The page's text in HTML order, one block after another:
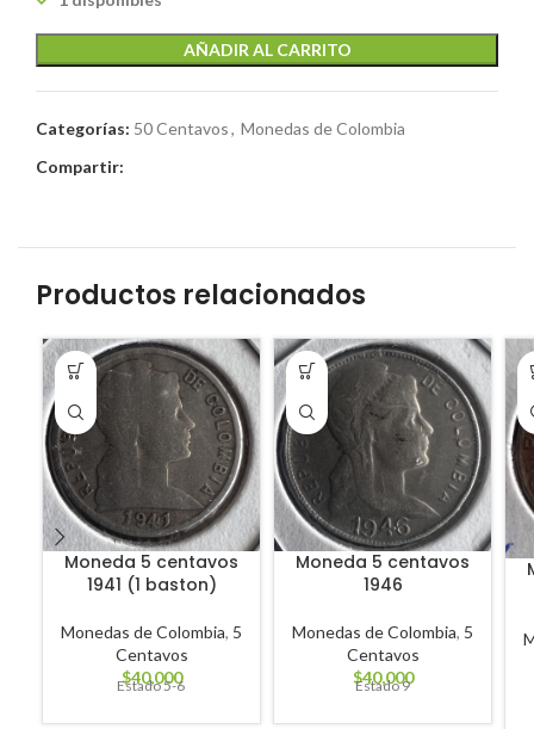
AÑADIR AL CARRITO
Categorías: 50 Centavos, Monedas de Colombia
Compartir:
Productos relacionados
Moneda 5 centavos
1941 (1 baston)
Monedas de Colombia, 5
Centavos
$40,000
Estado 5-6
Moneda 5 centavos
1946
Monedas de Colombia, 5
Centavos
$40,000
Estado 9